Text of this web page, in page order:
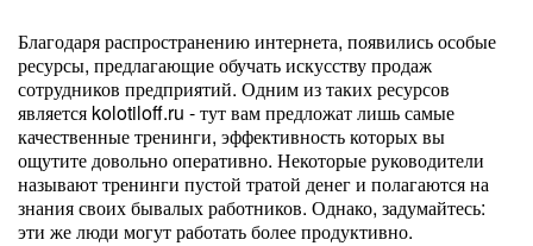
Благодаря распространению интернета, появились особые
ресурсы, предлагающие обучать искусству продаж
сотрудников предприятий. Одним из таких ресурсов
является kolotiloff.ru - тут вам предложат лишь самые
качественные тренинги, эффективность которых вы
ощутите довольно оперативно. Некоторые руководители
называют тренинги пустой тратой денег и полагаются на
знания своих бывалых работников. Однако, задумайтесь:
эти же люди могут работать более продуктивно.